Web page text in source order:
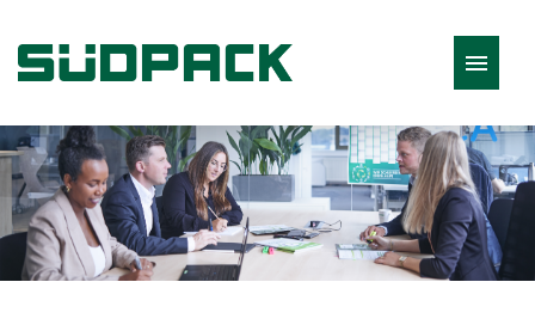
Deutsch
Stellenangebote